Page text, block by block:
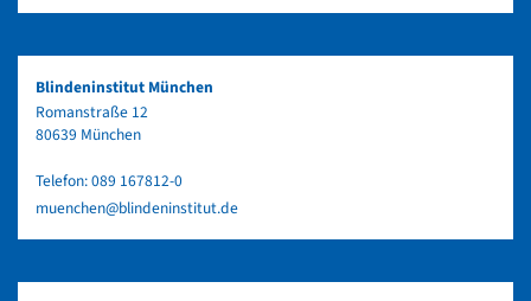
Blindeninstitut München
Romanstraße 12
80639 München
Telefon:089 167812-0
muenchen@blindeninstitut.de